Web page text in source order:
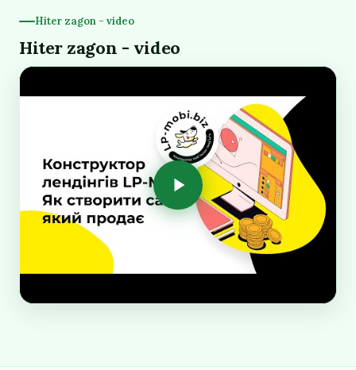
Hiter zagon - video
Hiter zagon - video